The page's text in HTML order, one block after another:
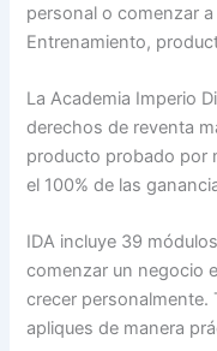
personal o comenzar
Entrenamiento,
La Academia Imperio
derechos de reventa
producto probado por
el 100% de las
IDA incluye 39
comenzar un negocio
crecer personalmente.
apliques de manera